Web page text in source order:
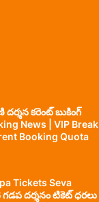
కరెంట్ బుకింగ్
News | VIP Break
Booking Quota
Tickets Seva
దర్శనం టికెట్ ధరలు